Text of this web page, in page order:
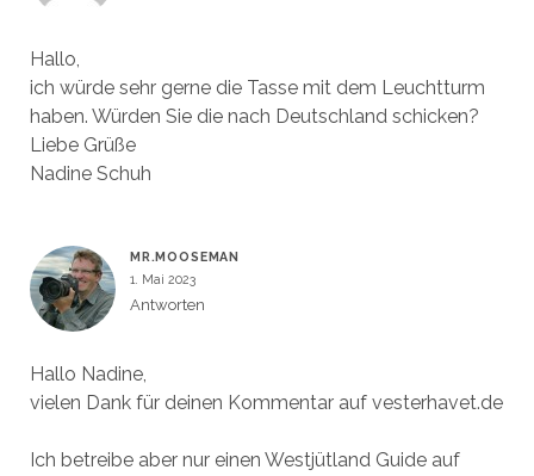
Hallo,
ich würde sehr gerne die Tasse mit dem Leuchtturm
haben. Würden Sie die nach Deutschland schicken?
Liebe Grüße
Nadine Schuh
MR.MOOSEMAN
1. Mai 2023
Antworten
Hallo Nadine,
vielen Dank für deinen Kommentar auf vesterhavet.de
Ich betreibe aber nur einen Westjütland Guide auf